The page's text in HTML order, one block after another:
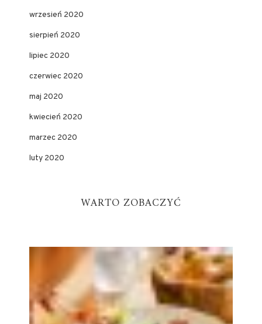
wrzesień 2020
sierpień 2020
lipiec 2020
czerwiec 2020
maj 2020
kwiecień 2020
marzec 2020
luty 2020
WARTO ZOBACZYĆ